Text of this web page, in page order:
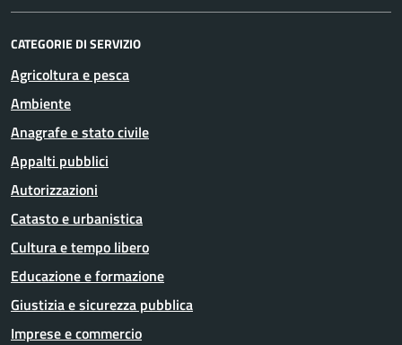
CATEGORIE DI SERVIZIO
Agricoltura e pesca
Ambiente
Anagrafe e stato civile
Appalti pubblici
Autorizzazioni
Catasto e urbanistica
Cultura e tempo libero
Educazione e formazione
Giustizia e sicurezza pubblica
Imprese e commercio